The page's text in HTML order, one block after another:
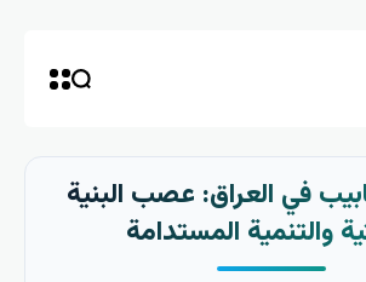
في العراق: عصب البنية
والتنمية المستدامة